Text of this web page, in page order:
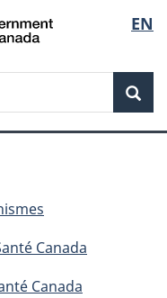
de
la
EN
Canada
Canada